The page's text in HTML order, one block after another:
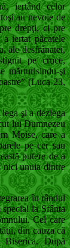
iertând celor
au nevoie de
drepţi, ci pre
iertat păcatele
ale desfrânatei,
pe cruce,
mărturisindu-şi
(Luca 23,
şi a dezlega
lui Dumnezeu
Moise, care a
pe cer sau
putere de a
nici unuia dintre
în rândul
la Sfânta
Cel care
din cauza că
După